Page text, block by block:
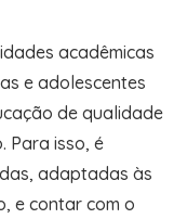
acadêmicas
e adolescentes
de qualidade
Para isso, é
adaptadas às
e contar com o